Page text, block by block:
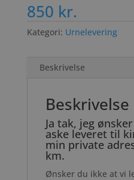
850 kr.
Kategori: Urnelevering
Beskrivelse
Beskrivelse
Ja tak, jeg
aske leveret til
min private
km.
Ønsker du ikke at vi